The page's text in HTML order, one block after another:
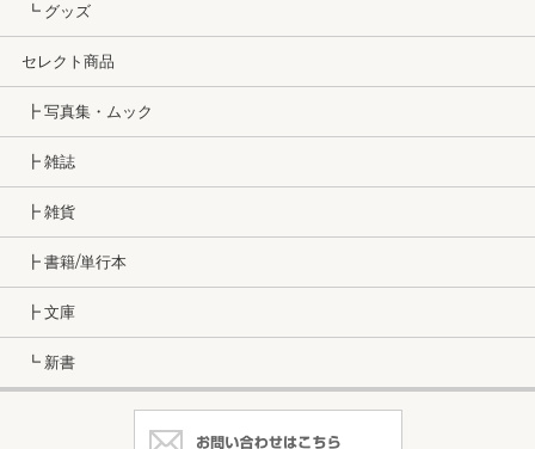
┗ グッズ
セレクト商品
┣ 写真集・ムック
┣ 雑誌
┣ 雑貨
┣ 書籍/単行本
┣ 文庫
┗ 新書